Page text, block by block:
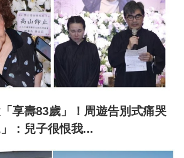
享壽83歲」！周遊告別式痛哭
」：兒子很恨我...